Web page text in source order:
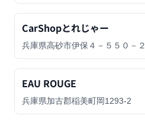
CarShopとれじゃー
兵庫県高砂市伊保４－５５０－２
EAU ROUGE
兵庫県加古郡稲美町岡1293-2